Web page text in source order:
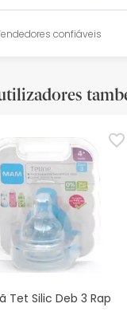
confiáveis
Tet Silic Deb 3 Rap